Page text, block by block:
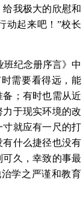
我极大的欣慰和
动起来吧！”校长
班纪念册序言》中
需要看得远，能
；有时也需从近
于现实环境的改
就应有一尺的打
什么捷径也没有
久，幸致的事最
学之严谨和教育